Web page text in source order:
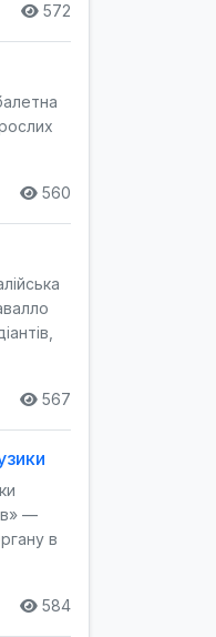
572
560
567
—
в
584